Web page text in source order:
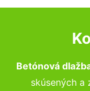
Betónová
skúsených a